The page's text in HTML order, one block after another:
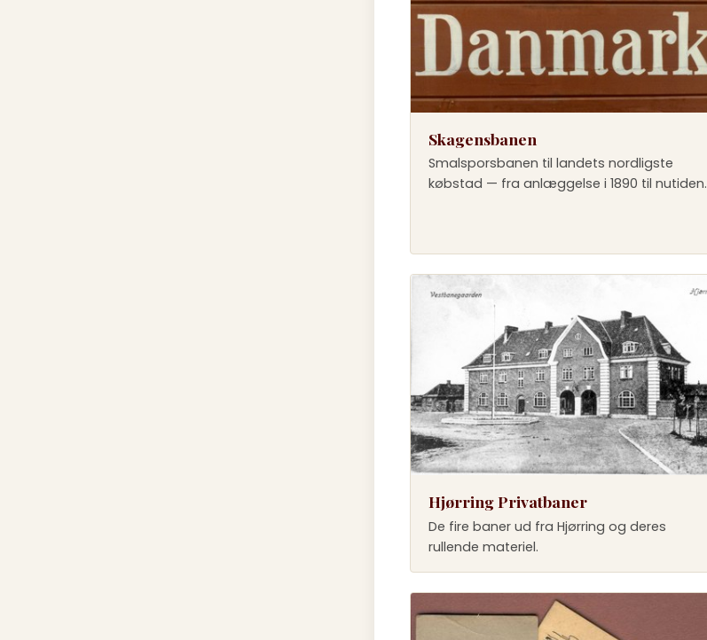
Skagensbanen
Smalsporsbanen til landets nordligste
købstad — fra anlæggelse i 1890 til nutiden.
Hjørring Privatbaner
De fire baner ud fra Hjørring og deres
rullende materiel.